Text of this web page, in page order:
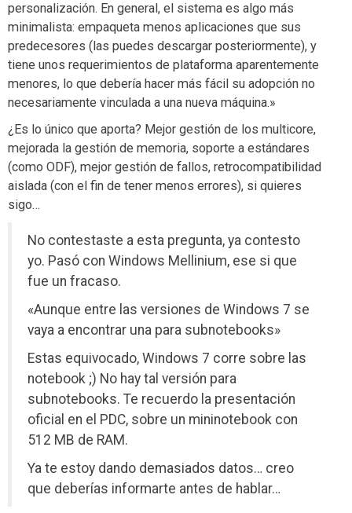
personalización. En general, el sistema es algo más
minimalista: empaqueta menos aplicaciones que sus
predecesores (las puedes descargar posteriormente), y
tiene unos requerimientos de plataforma aparentemente
menores, lo que debería hacer más fácil su adopción no
necesariamente vinculada a una nueva máquina.»
¿Es lo único que aporta? Mejor gestión de los multicore,
mejorada la gestión de memoria, soporte a estándares
(como ODF), mejor gestión de fallos, retrocompatibilidad
aislada (con el fin de tener menos errores), si quieres
sigo…
No contestaste a esta pregunta, ya contesto
yo. Pasó con Windows Mellinium, ese si que
fue un fracaso.
«Aunque entre las versiones de Windows 7 se
vaya a encontrar una para subnotebooks»
Estas equivocado, Windows 7 corre sobre las
notebook ;) No hay tal versión para
subnotebooks. Te recuerdo la presentación
oficial en el PDC, sobre un mininotebook con
512 MB de RAM.
Ya te estoy dando demasiados datos… creo
que deberías informarte antes de hablar…